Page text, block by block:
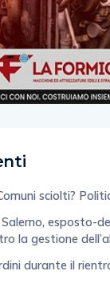
sciolti?
esposto-
la gestione
durante il